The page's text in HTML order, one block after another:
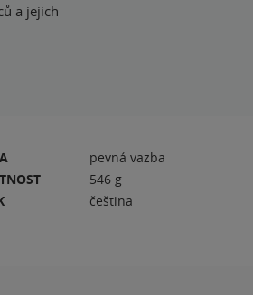
a jejich
pevná vazba
546 g
čeština